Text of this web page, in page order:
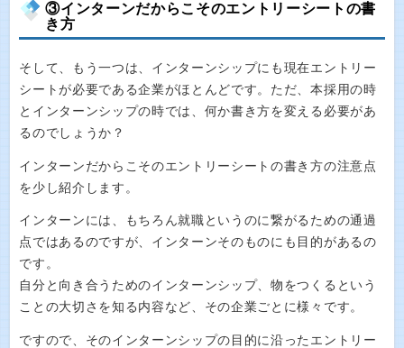
③インターンだからこそのエントリーシートの書
き方
そして、もう一つは、インターンシップにも現在エントリー
シートが必要である企業がほとんどです。ただ、本採用の時
とインターンシップの時では、何か書き方を変える必要があ
るのでしょうか？
インターンだからこそのエントリーシートの書き方の注意点
を少し紹介します。
インターンには、もちろん就職というのに繋がるための通過
点ではあるのですが、インターンそのものにも目的があるの
です。
自分と向き合うためのインターンシップ、物をつくるという
ことの大切さを知る内容など、その企業ごとに様々です。
ですので、そのインターンシップの目的に沿ったエントリー